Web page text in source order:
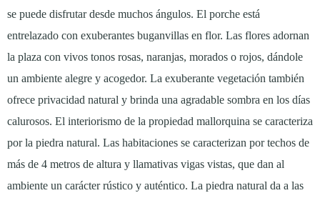
se puede disfrutar desde muchos ángulos. El porche está
entrelazado con exuberantes buganvillas en flor. Las flores adornan
la plaza con vivos tonos rosas, naranjas, morados o rojos, dándole
un ambiente alegre y acogedor. La exuberante vegetación también
ofrece privacidad natural y brinda una agradable sombra en los días
calurosos. El interiorismo de la propiedad mallorquina se caracteriza
por la piedra natural. Las habitaciones se caracterizan por techos de
más de 4 metros de altura y llamativas vigas vistas, que dan al
ambiente un carácter rústico y auténtico. La piedra natural da a las